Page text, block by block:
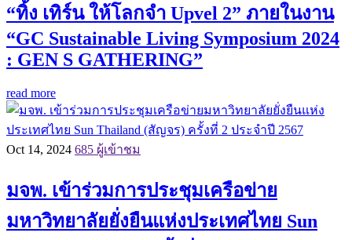
“ทิ้ง เทิร์น ให้โลกจำ Upvel 2” ภายในงาน
“GC Sustainable Living Symposium 2024
: GEN S GATHERING”
read more
Oct 14, 2024 685 ผู้เข้าชม
มจพ. เข้าร่วมการประชุมเครือข่าย
มหาวิทยาลัยยั่งยืนแห่งประเทศไทย Sun